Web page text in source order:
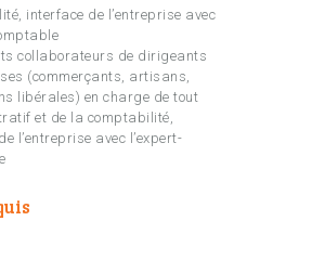
interface de l’entreprise avec
collaborateurs de dirigeants
(commerçants, artisans,
libérales) en charge de tout
et de la comptabilité,
l’entreprise avec l’expert-